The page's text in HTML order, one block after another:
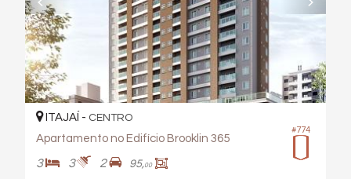
#774
ITAJAÍ - CENTRO
Apartamento no Edifício Brooklin 365
3 3 2 95,00